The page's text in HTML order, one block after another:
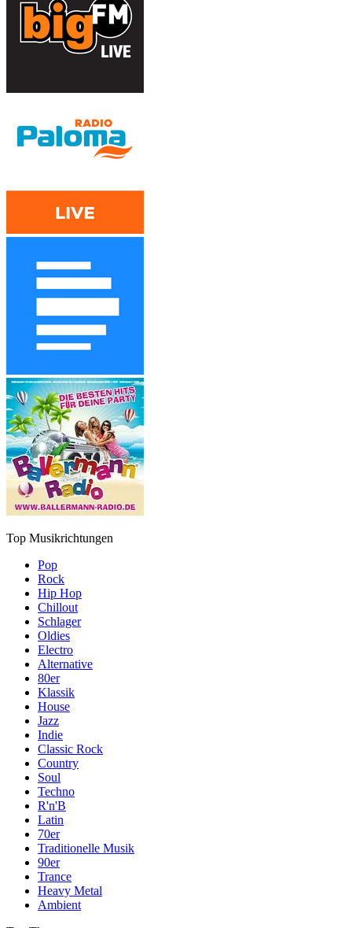
Top Musikrichtungen
Pop
Rock
Hip Hop
Chillout
Schlager
Oldies
Electro
Alternative
80er
Klassik
House
Jazz
Indie
Classic Rock
Country
Soul
Techno
R'n'B
Latin
70er
Traditionelle Musik
90er
Trance
Heavy Metal
Ambient